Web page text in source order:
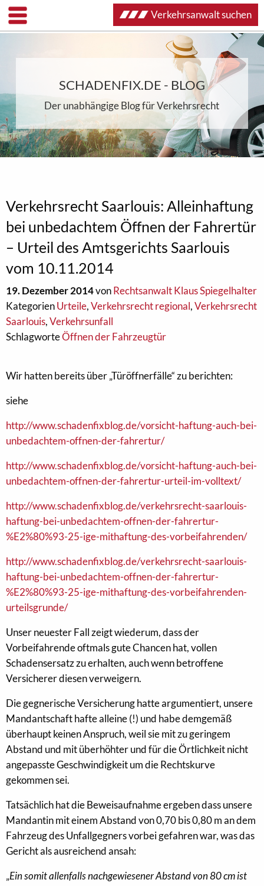
SCHADENFIX.DE - BLOG
Der unabhängige Blog für Verkehrsrecht
Verkehrsrecht Saarlouis: Alleinhaftung
bei unbedachtem Öffnen der Fahrertür
– Urteil des Amtsgerichts Saarlouis
vom 10.11.2014
19. Dezember 2014vonRechtsanwalt Klaus Spiegelhalter
KategorienUrteile,Verkehrsrecht regional,Verkehrsrecht
Saarlouis,Verkehrsunfall
SchlagworteÖffnen der Fahrzeugtür
Wir hatten bereits über „Türöffnerfälle“ zu berichten:
siehe
http://www.schadenfixblog.de/vorsicht-haftung-auch-bei-
unbedachtem-offnen-der-fahrertur/
http://www.schadenfixblog.de/vorsicht-haftung-auch-bei-
unbedachtem-offnen-der-fahrertur-urteil-im-volltext/
http://www.schadenfixblog.de/verkehrsrecht-saarlouis-
haftung-bei-unbedachtem-offnen-der-fahrertur-
%E2%80%93-25-ige-mithaftung-des-vorbeifahrenden/
http://www.schadenfixblog.de/verkehrsrecht-saarlouis-
haftung-bei-unbedachtem-offnen-der-fahrertur-
%E2%80%93-25-ige-mithaftung-des-vorbeifahrenden-
urteilsgrunde/
Unser neuester Fall zeigt wiederum, dass der
Vorbeifahrende oftmals gute Chancen hat, vollen
Schadensersatz zu erhalten, auch wenn betroffene
Versicherer diesen verweigern.
Die gegnerische Versicherung hatte argumentiert, unsere
Mandantschaft hafte alleine (!) und habe demgemäß
überhaupt keinen Anspruch, weil sie mit zu geringem
Abstand und mit überhöhter und für die Örtlichkeit nicht
angepasste Geschwindigkeit um die Rechtskurve
gekommen sei.
Tatsächlich hat die Beweisaufnahme ergeben dass unsere
Mandantin mit einem Abstand von 0,70 bis 0,80 m an dem
Fahrzeug des Unfallgegners vorbei gefahren war, was das
Gericht als ausreichend ansah:
„Ein somit allenfalls nachgewiesener Abstand von 80 cm ist
Verkehrsanwalt suchen